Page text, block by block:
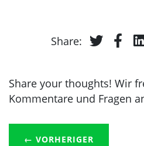
Share:
Share your thoughts! Wir
Kommentare und Fragen
← VORHERIGER